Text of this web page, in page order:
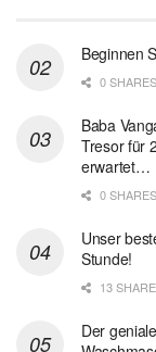
Beginnen
0 SHARES
Baba
Tresor für
erwartet…
0 SHARES
Unser
Stunde!
13
Der